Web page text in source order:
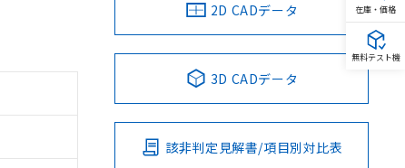
2D CADデータ
3D CADデータ
該非判定見解書/項目別対比表
在庫・価格
無料テスト機